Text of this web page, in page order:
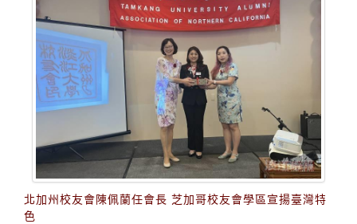
北加州校友會陳佩蘭任會長 芝加哥校友會學區宣揚臺灣特
色